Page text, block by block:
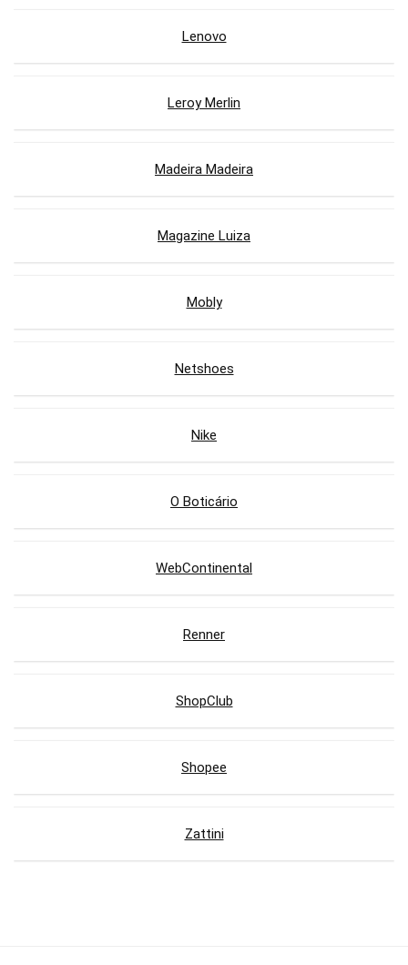
Lenovo
Leroy Merlin
Madeira Madeira
Magazine Luiza
Mobly
Netshoes
Nike
O Boticário
WebContinental
Renner
ShopClub
Shopee
Zattini